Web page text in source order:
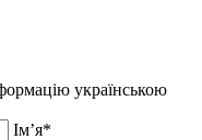
українською
Імʼя*